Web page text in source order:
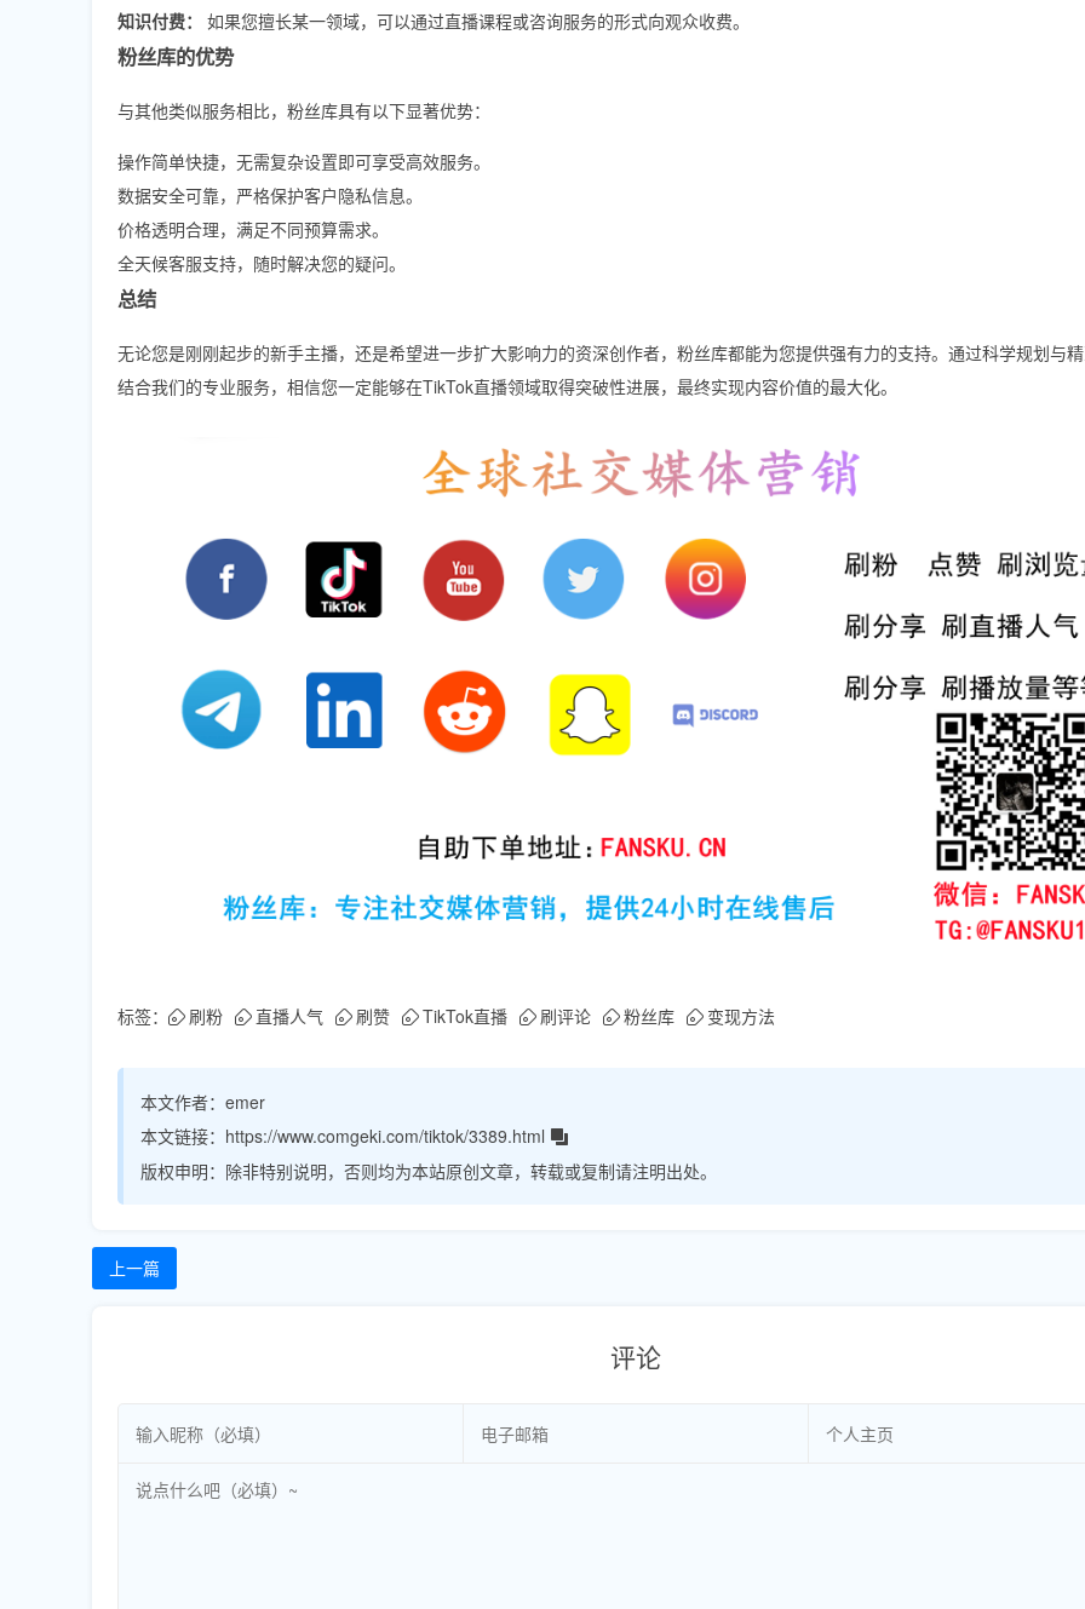
知识付费：
如果您擅长某一领域，可以通过直播课程或咨询服务的形式向观众收费。
粉丝库的优势
与其他类似服务相比，粉丝库具有以下显著优势：
操作简单快捷，无需复杂设置即可享受高效服务。
数据安全可靠，严格保护客户隐私信息。
价格透明合理，满足不同预算需求。
全天候客服支持，随时解决您的疑问。
总结
无论您是刚刚起步的新手主播，还是希望进一步扩大影响力的资深创作者，粉丝库都能为您提供强有力的支持。通过科学规划与
结合我们的专业服务，相信您一定能够在TikTok直播领域取得突破性进展，最终实现内容价值的最大化。
标签： 刷粉 直播人气 刷赞 TikTok直播 刷评论 粉丝库 变现方法
本文作者： emer
本文链接： https://www.comgeki.com/tiktok/3389.html
版权申明： 除非特别说明，否则均为本站原创文章，转载或复制请注明出处。
上一篇
评论